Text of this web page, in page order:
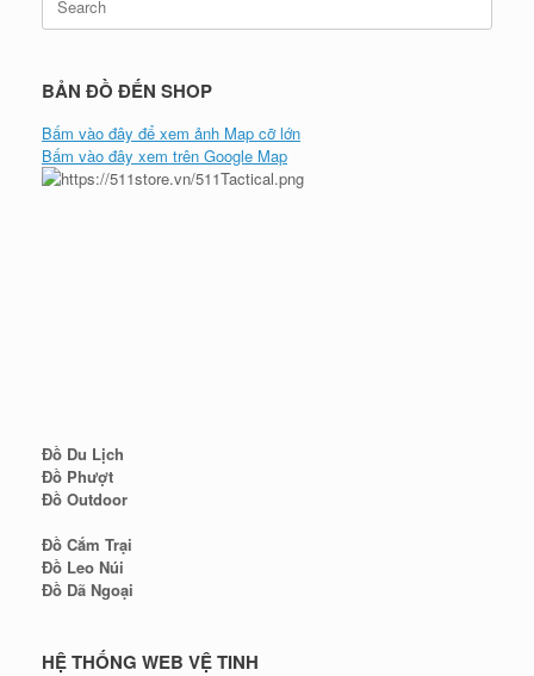
for:
BẢN ĐỒ ĐẾN SHOP
Bấm vào đây để xem ảnh Map cỡ lớn
Bấm vào đây xem trên Google Map
Đồ Du Lịch
Đồ Phượt
Đồ Outdoor
Đồ Cắm Trại
Đồ Leo Núi
Đồ Dã Ngoại
HỆ THỐNG WEB VỆ TINH